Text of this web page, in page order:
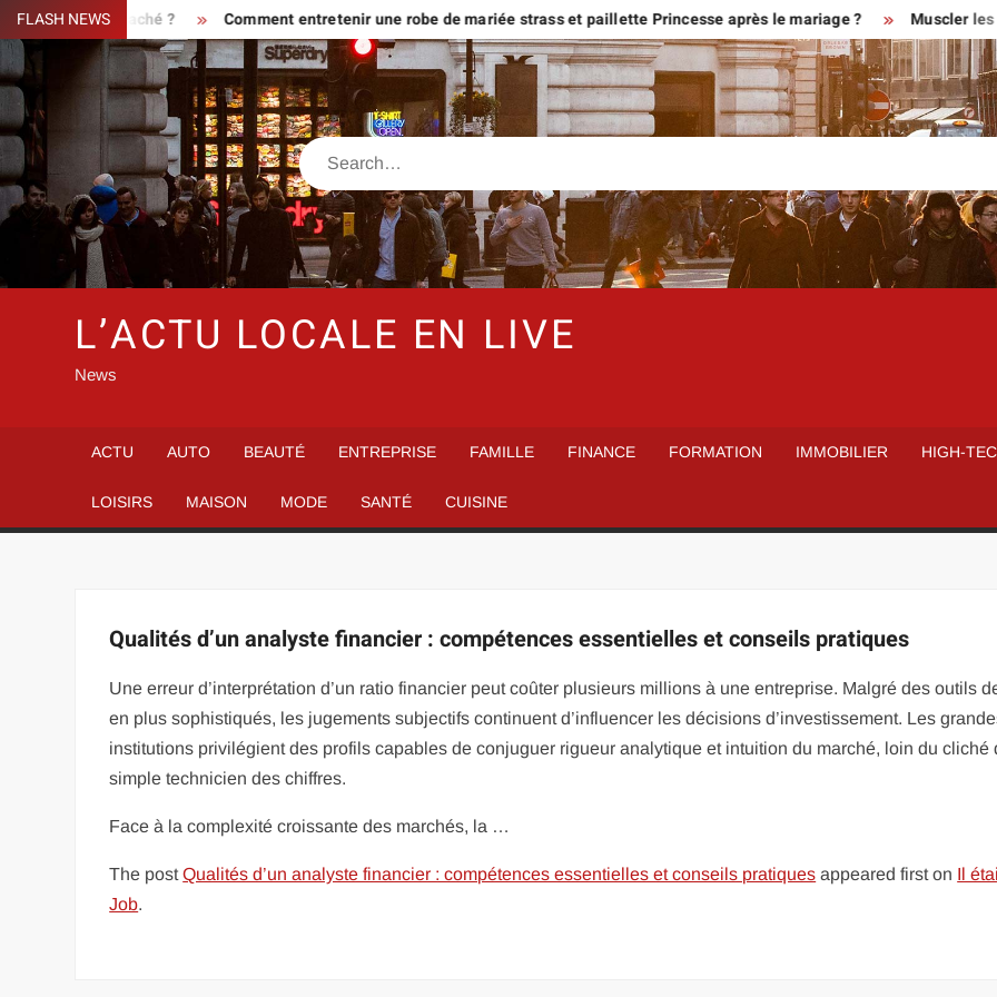
Skip
to
content
FLASH NEWS
ou piège caché ? Comment entretenir une robe de mariée strass et paillette Princesse après le mariage ? Muscler les
Search
L’ACTU LOCALE EN LIVE
News
ACTU AUTO BEAUTÉ ENTREPRISE FAMILLE FINANCE FORMATION IMMOBILIER HIGH-
LOISIRS MAISON MODE SANTÉ CUISINE
Qualités d’un analyste financier : compétences essentielles et conseils pratiques
Une erreur d’interprétation d’un ratio financier peut coûter plusieurs millions à une entreprise. Malgré des outils
en plus sophistiqués, les jugements subjectifs continuent d’influencer les décisions d’investissement. Les
institutions privilégient des profils capables de conjuguer rigueur analytique et intuition du marché, loin du cliché
simple technicien des chiffres.
Face à la complexité croissante des marchés, la …
The postQualités d’un analyste financier : compétences essentielles et conseils pratiques appeared first on Il
Job.